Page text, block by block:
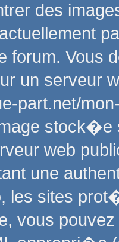
des
forum. Vous
un serveur
part.net/
web
une
les sites
vous